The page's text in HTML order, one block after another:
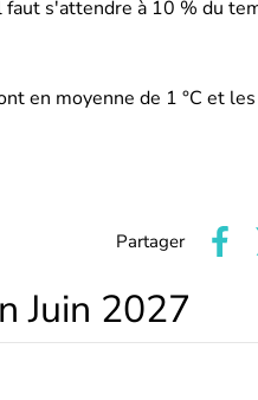
s'attendre à 10 % du
en moyenne de 1 °C et les
Partager
Juin 2027